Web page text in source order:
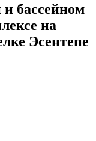
бассейном
на
Эсентепе